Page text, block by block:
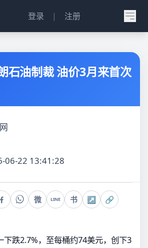
登录 | 注册
石油制裁 油价3月来首次
06-22 13:41:28
微 LINE 书 ↗ 🔗
下跌2.7%，至每桶约74美元，创下3